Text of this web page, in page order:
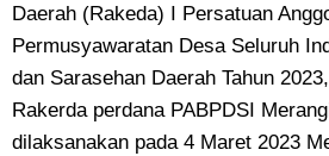
Daerah (Rakeda) I Persatuan
Permusyawaratan Desa Seluruh
dan Sarasehan Daerah Tahun
Rakerda perdana PABPDSI
dilaksanakan pada 4 Maret 2023